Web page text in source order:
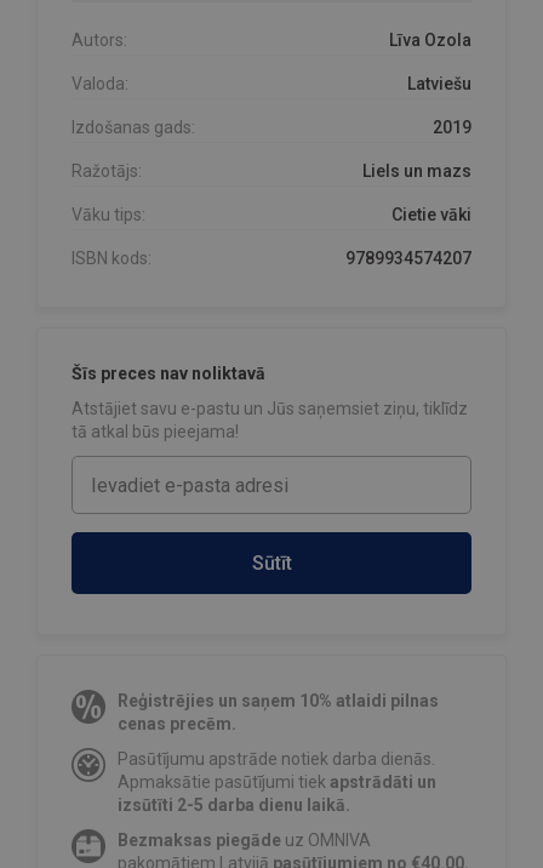
Autors: Līva Ozola
Valoda: Latviešu
Izdošanas gads: 2019
Ražotājs: Liels un mazs
Vāku tips: Cietie vāki
ISBN kods: 9789934574207
Šīs preces nav noliktavā
Atstājiet savu e-pastu un Jūs saņemsiet ziņu, tiklīdz
tā atkal būs pieejama!
Sūtīt
Reģistrējies un saņem 10% atlaidi pilnas
cenas precēm.
Pasūtījumu apstrāde notiek darba dienās.
Apmaksātie pasūtījumi tiek apstrādāti un
izsūtīti 2-5 darba dienu laikā.
Bezmaksas piegāde uz OMNIVA
pakomātiem Latvijā pasūtījumiem no €40.00.